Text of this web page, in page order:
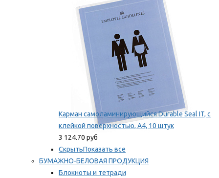
Мы рекомендуем
Карман самоламинирующийся Durable Seal IT, с
клейкой поверхностью, A4, 10 штук
3 124.70 руб
СкрытьПоказать все
БУМАЖНО-БЕЛОВАЯ ПРОДУКЦИЯ
Блокноты и тетради